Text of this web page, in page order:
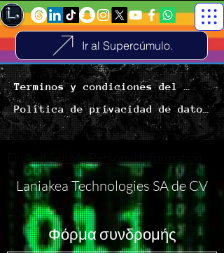
Ir al Supercúmulo.
Terminos y condiciones del servicio
1. INTRODUCCIÓN
1.1 Laniakea desarrolla tecnologías, productos, servicios y herramientas que permiten a las personas interactuar, establecer su perfil personal para crecimiento en el mundo virtual de Laniakea. Estas Condiciones rigen el uso de los productos, las funcionalidades, las aplicaciones, los servicios, las tecnologías y el software que ofrecemos, los Productos de Laniakea o Productos, excepto cuando indiquemos expresamente que se aplican otras condiciones distintas de estas. Laniakea te proporciona estos Productos. 
1.2 Al utilizar los Servicios de la aplicación Laniakea y/o completar el proceso de registro, está celebrando un contrato vinculante con nosotros y se considerará que ha leído, entendido y aceptado expresamente estos Términos.
1.3.Definiciones e Interpretación. En estos Términos:
"APP" se refiere al Programa de Protección de Cuentas como se especifica en la Cláusula 9B de los Términos. Para evitar la duda, la aplicación no estará disponible con respecto a Laniakea Pay.
"Ley Aplicable" significa cualquier ley, norma, estatuto, legislación subordinada, reglamento, estatuto, orden, ordenanza, protocolo, código, directriz, tratado, política, aviso, dirección o sentencia judicial, arbitral, administrativa, ministerial o departamental, laudo, decreto, tratado, directiva u otro requisito o directriz publicado o vigente en cualquier momento que se aplique o tenga la intención de gobernar o regular a cualquier persona (incluidas todas las partes de estos Términos), propiedad, transacción, actividad, evento o otro asunto, incluida cualquier regla, orden, sentencia, directiva u otro requisito o directriz emitida por cualquier autoridad gubernamental o reguladora;
"Afiliado" significa una persona, entidad o empresa directa o indirectamente, controlando, controlada por o bajo control común directo o indirecto con otra persona, entidad o empresa;
“Airdrop” significa una distribución distribuida o intentada donde una dirección que posee un Activo digital recibe o se le asigna una cierta cantidad del mismo u otro Activo digital;
"Día(s) Hábil(es)" significa cualquier día excepto cualquier sábado, domingo o feriado público en el que las instituciones bancarias estén abiertas para actividades comerciales normales, en la jurisdicción en la que se trate de la transacción o actividad comercial conforme a estos T&C;
"Cláusula" significa cada disposición o sección numerada de estos TyC;
"Laniakea" tendrá el significado atribuido al término en la Cláusula 1.1;
"App Laniakea" significa el software de aplicación móvil desarrollado, propiedad y lanzado por Laniakea y disponible para descargar para Android o Apple iOS, incluidos todos los contenidos y servicios enumerados en la Cláusula 2.1 y disponibles en o a través de la misma, y cualquier y todas las actualizaciones, complementos, lanzamientos y versiones de los mismos;
"Servicios de la aplicación Laniakea" o "Servicios" se refiere al Contenido del servicio y todas las características, servicios, contenido y aplicaciones relacionados descritos en la Cláusula 2.1, que Laniakea puede poner a su disposición en la Aplicación y el Sitio Laniakea de vez en cuando. a tiempo con respecto a sus Activos Digitales;
"Laniakea Pay" tendrá el significado atribuido al término en la Cláusula 8C.1;
"Laniakea Stablecoins" o "LSC" se refiere a las monedas estables ofrecidas por Laniakea para su uso en la app Laniakea;
"Activo digital" significa tokens criptográficos, monedas digitales, criptomonedas, monedas virtuales o LSC, o activos digitales de cualquier tipo y que han sido aprobados por Laniakea para su almacenamiento en Cartera de Activos Digitales, cuya lista está disponible como referencia en la aplicación y el sitio de Laniakea;
"Conversión de Activos Digitales" tendrá el significado atribuido al término en la Cláusula 2.1(c);
"Transferencia de Activos Digitales" tendrá el significado atribuido al término en la Cláusula 2.1(d);
"Monedero de Activos Digitales" tendrá el significado atribuido al término en la Cláusula 2.1(a);
"Tarjeta elegible" significa cualquier tarjeta de pago que Laniakea acepte como medio de pago para la conversión de Fiat a DA;
"Dispositivo habilitado" se refiere a las comunicaciones móviles u otro dispositivo registrado con éxito por usted para su uso en relación con la aplicación Laniakea y los servicios de la aplicación Laniakea;
"Instrucción(es) de Recarga Errónea(s)" tendrá el significado atribuido al término en la Cláusula 7.1A(h); "Instrucción(es) de Retiro Errónea(s)" tendrá el significado atribuido al término en la Cláusula
7.1B(g);
"Tarifas" se refiere a todas las tarifas impuestas por nosotros por el uso de los Servicios de la aplicación Laniakea y/o la Cartera de activos digitales;
"Conversión de Fiat a Activo Digital" o "Conversión de Fiat a DA" tendrá el significado atribuido al término en la Cláusula 2.1(b);
"Recarga Fiat" tendrá el significado atribuido al término en la Cláusula 7.1A(a); "Tarifas de Recarga Fiat" tendrá el significado atribuido al término en la Cláusula 7.1A(d);
Monedero fiduciario" hace referencia a uno de los monederos de la aplicación Laniakea que contiene fondos fiduciarios recargados mediante transferencia bancaria de acuerdo con la Cláusula 7.1A;
"Retiro de Fiat" tiene el significado que se le otorga en la Cláusula 7.1B(a);
"Comisiones por retiro de fiat" tiene el significado que se le otorga en la Cláusula 7.1B(d);
"Evento de fuerza mayor" significa un evento o falla que está más allá de nuestro control razonable, incluidos, entre otros, (i) actos de Dios, naturaleza (incluidos, entre otros, desastres naturales, epidemias y pandemias), tribunales o autoridades gubernamentales nacionales o extranjeras; (ii) falla o interrupción en las redes de telecomunicaciones, canales de comunicación o sistemas de información, públicos o privados;
(iii) actos u omisiones de actos de una parte de la que no somos responsables; (iv) demora, falla o interrupción o falta de disponibilidad de los servicios y sitios de terceros; (v) huelgas, cierres patronales, conflictos laborales, guerras, disturbios civiles, actos terroristas y disturbios; (vi) virus, malware, otros códigos informáticos maliciosos o la piratería de cualquier parte de los Servicios de la aplicación Laniakea;
"Tenedor" tendrá el significado atribuido al término en la Cláusula 9A.1;
"Red Bifurcada" tendrá el significado atribuido al término en la Cláusula 9A.1;
"Boton de regalo" tendrá el significado atribuido al término en la Cláusula 8A.1;
"Emisor del boton de regalo" tendrá el significado que se le atribuye al término en la Cláusula 8A.1;
"Proveedor de Botón de Regalo" tendrá el significado que se le atribuye al término en la Cláusula 8A.1;
"Instrucciones de Canje de Botón de Regalo" tendrá el significado atribuido al término en la Cláusula 8A.1;
"incluir/incluyendo" significa incluir sin limitación;
"Instrucciones" significa toda información, instrucciones, comunicaciones, órdenes o mensajes (incluyendo
las relativas a pagos, transferencias u otras transacciones), automatizadas o no, referibles a usted; 
"Socios de servicios de pago" o "PSP" tiene el significado que se le otorga en la Cláusula 7.1A(b);
"Cuenta Bancaria Permitida" tiene el significado que se le otorga en la Cláusula 7.1A(a);
"Datos personales" significa cualquier información relacionada con una persona física identificada o identificable; una persona física identificable es aquella que puede identificarse, directa o indirectamente, en particular por referencia a un identificador como un nombre, un número de identificación, datos de ubicación, un identificador en línea o a uno o más factores específicos del estado físico, fisiológico, identidad genética, psíquica, económica, cultural o social de esa persona natural;
"Aviso de Privacidad" tendrá el significado atribuido al término en la Cláusula 1.3A;
"Contenido del servicio" significa datos, información, materiales, anuncios, texto, audio, video, gráficos,
software y otro contenido en el Sitio y la aplicación Laniakea; "Sitio" significa el sitio web en www.Laniakea;
"Bloqueo" o "Bloqueo" significa la tenencia de cualquier otro Activo digital emitido por Laniakea en su cuenta durante un período de tiempo acordado;
"Impuestos" se refiere a cualquier impuesto, tasa o tarifa en que se haya incurrido, que deba cobrarse, pagarse o retenerse por cualquier motivo en relación con su uso de los Servicios en virtud de cualquier Ley aplicable;
"Términos" o "T&C" tendrán el significado atribuido al término en la Cláusula 1.2;
"Aplicación de billetera digital de terceros" se refiere a cualquier aplicación móvil de billetera digital que permite a los usuarios
almacenar información de la Tarjeta Elegible y realizar pagos con un dispositivo móvil elegible; "Marcas" tendrá el significado que se le atribuye al término en la Cláusula 11.1(a);
“Transacción” tendrá el significado atribuido al término en la Cláusula 9.1;
"Historial de transacciones" significa registros de todas las transacciones y cualquier detalle relevante para dichas transacciones.
en su Monedero de Activos Digitales;
“Transacción no autorizada” significa una Transacción o un Retiro de Fiat que no está autorizado por Usted. Para evitar dudas, una Transacción o un Retiro de Fiat que sea autorizado y/o iniciado por Usted como resultado de un error, coacción, fraude, tergiversación, incentivo, etc., no constituirá una Transacción no autorizada;
"Red bifurcada no admitida" tendrá el significado atribuido al término en la Cláusula 9A.2; "nosotros/nuestro" significa Laniakea;
“Cuenta Bancaria de Retiro” tiene el significado que se le otorga en la Cláusula 7.1B(b); "usted/su" se refiere a la persona que es el usuario de los Servicios de la aplicación Laniakea. 


2. Los servicios que ofrecemos 
2. LOS SERVICIOS
2.1.Los Servicios de la aplicación Laniakea comprenderán los siguientes servicios:
(a) monederos de Activos Digitales alojados ("Monedero de Activos Digitales") por
Política de privacidad de datos

En esta política se describe la información que Laniakea trata a fin de proporcionar las tecnologías, productos, servicios y herramientas de Laniakea.

¿Qué tipo de información recopila el sistema de Laniakea?

 

El software realiza un tratamiento de tu información, a fin de proporcionarte las herramientas de Laniakea. 

El tipo de información que recopila depende de la forma en la que usas nuestros Productos. 

Cosas que tú y otras personas hacen y proporcionan

Información y contenido que se procesa dentro del software. Se Recopila el contenido, las comunicaciones y otros datos que proporcionas cuando usas los Productos. 

Por ejemplo, cuando te registras para crear una cuenta, creas o compartes contenido y envías mensajes a otras personas o te comunicas con ellas. 

Esta información puede corresponder a datos incluidos en el contenido que proporcionas (por ejemplo, los metadatos) o relacionados con este, como el lugar donde se hizo una foto o la fecha de creación de un archivo. 

También puede incluir el contenido que ves a través de las funciones que se ponen a tu disposición, y los sistemas realizan automáticamente el tratamiento del contenido y las comunicaciones que tú y otras personas proporcionan para analizar el contexto y lo que incluyen en relación con los propósitos que se describen a continuación: 

Datos de categorías especiales: Puedes optar por proporcionar información en los campos de tu perfil de Laniakea o los acontecimientos importantes sobre tus opiniones, indicar cuáles son tus intereses o aspectos relacionados con tu vida. 

Tu uso:  El software recopila información sobre cómo usas nuestros Productos, como los tipos de contenido que ves o con los que interactúas, las funciones que utilizas, las acciones que llevas a cabo, las personas o cuentas con las que interactúas y la hora, frecuencia y duración de tus actividades. 

Por ejemplo, se registra cuándo estás usando y cuándo has usado los Productos de Laniakea por última vez, y qué publicaciones, vídeos y otro tipo de contenido visualizas. 

Información sobre transacciones realizadas en los Productos: Si usas los Productos para efectuar compras u otras transacciones monetarias dentro de Laniakea, se recopilan datos sobre dichas compras o transacciones. 

Esos datos incluyen la información del pago, como el producto o servicio que se está adquiriendo. 

La actividad de otros usuarios y la información que proporcionan sobre ti. También recibe y analiza el contenido, comunicaciones e información que proporcionan otras personas al usar los Productos. 

Estos datos pueden incluir información sobre ti, como en caso de que otras personas compartan o comenten una foto tuya, te envíen un mensaje o suban, sincronicen o importen tu información de contacto.

Entre los datos que obtiene el software de Laniakea de estos dispositivos se incluyen los siguientes:

 

Datos de la configuración del dispositivo: información que permites compartir al software de Laniakea al activar la configuración correspondiente en el dispositivo, como el acceso a la ubicación de GPS, la cámara y las fotos.

Red y conexiones: información como el nombre del operador de telefonía móvil o proveedor de internet, el idioma, la zona horaria, el número de teléfono móvil, la dirección IP, la velocidad de la conexión y, en algunos casos, información sobre otros dispositivos que se encuentran cerca o están en tu red, por ejemplo, a transmitir un vídeo desde el teléfono al televisor.

Información en poder de los socios

Los desarrolladores de aplicaciones y editores pueden enviarnos información a través de las herramientas para empresas de Laniakea que emplean, incluidos nuestros plugins sociales (como el botón “Me gusta” y “Regalo”), nuestros SDK y API de Laniakea y de desarrolladores de aplicaciones. 

Estos socios comparten información mediante estas herramientas que complementan los Productos que ofrece Laniakea, como lo son los socios que proporcionan los métodos de pago que se utilizan para transferir saldo a Laniakea.

Los socios reciben tu información cuando visitas o usas sus servicios, o a través de socios externos con los que trabajan. 

Para que nos puedan facilitar cualquier tipo de información, exigimos que todos los socios cuenten con los derechos legítimos para recopilar, usar y compartir tus datos.

El uso por parte de Laniakea recibida de las API de Google se adherirán a la Política de datos de usuario de los servicios API de Google (Google API Services User Data Policy), incluidos los requisitos de uso limitado, Laniakea no transfiere a ninguna otra aplicación la información recibida de las API de Google.

¿Cómo utiliza el Software de Laniakea esta información? 

El software de Laniakea usa la información de la que dispone (de acuerdo con las decisiones que tomes) según lo descrito a continuación para proporcionar, personalizar y mejorar los Productos de Laniakea. 

Así como para personalizar las funciones y el contenido y proporcionar sugerencias (como grupos o eventos que te pueden interesar o temas que quizás quieras seguir). Con el objetivo de crear Productos personalizados que sean apropiados para ti, usamos tus conexiones, preferencias, intereses y actividades en función de los datos que recopila el software de Laniakea y que tú y otras personas nos proporcionan (incluidos aquellos datos de categorías especiales que decidas facilitarnos). Así como la forma en la que usas los Productos e interactúas con ellos y las personas, los lugares o las cosas con los que te conectas y en los que generan instancias. 

Información relacionada con la ubicación: El software de Laniakea usa la información relacionada con la ubicación, el lugar donde vives y los lugares que te gusta visitar, así como las empresas y las personas que se encuentran cerca de ti, para proporcionar, personalizar y mejorar nuestros Productos. Este tipo de información puede basarse en datos como la ubicación precisa del dispositivo (si has permitido recopilar esta información).

Investigación y desarrollo de productos: El software de Laniakea usa la información que tiene para desarrollar, probar y mejorar los Productos de Laniakea (incluso a través de encuestas e investigaciones), así como para probar y solucionar problemas de funciones y productos nuevos.

Reconocimiento facial: si se activa esta función, la tecnología de reconocimiento facial permite reconocerte en fotos, vídeos y experiencias de la cámara. Los patrones de reconocimiento facial dentro del software de Laniakea brindan mayor seguridad para las transacciones dentro de la plataforma como medio de autentificación y verificación del usuario.

Proporcionar mediciones, análisis, estadísticas y otros servicios para usuarios, para que vean información y características de usuarios con los que interactúan, como lo es la edad, zonas geográficas, y demás componentes estadísticos proporcionados para que vea características de su público.

Fomentar la seguridad, la integridad y la protección: El software de Laniakea utiliza la información de la que dispone para verificar cuentas y actividades, combatir conductas perjudiciales, detectar y prevenir spam y otras experiencias negativas, conservar la integridad de los Productos y fomentar la seguridad, tanto dentro como fuera de los Productos de Laniakea. 

Comunicarse contigo: El software de Laniakea usa la información proporcionada para enviarte mensajes de marketing, darte a conocer los Productos de Laniakea e informarte acerca de las políticas y condiciones. También lo utiliza para responderte cuando te pones en contacto con Laniakea.

Realizar investigaciones e innovar en áreas del bienestar social: el equipo Laniakea utiliza la información que disponemos  para llevar a cabo y avalar investigaciones e innovaciones. Posteriormente actualizaciones en el desarrollo del software relacionadas con el bienestar social general, los avances en el campo de la tecnología, y el interés, la salud y el bienestar público. 

Listas de contactos de los dispositivos móviles utilizados por los usuarios, para proveer distintos servicios, como envío de dinero entre carteras.

Registrarte en los sistemas de Laniakea. Validar, actualizar y corregir tu información.

Facilitarte entrar en contacto directo con el vendedor o comprador para efectos de la transacción que deseas realizar.

Elaborar y mantener un registro de las operaciones que realices, así como informarte acerca de las mismas y darle seguimiento correspondiente.

Poner a tu disposición el comercio electrónico integrado dentro del Software. 

Gestionar los servicios y productos de Laniakea, incluyendo el servicio de procesamiento de pagos.

Ofrecer servicios y funcionalidades que se adecuen mejor a tus necesidades, y personalizar servicios para hacer que tus experiencias en Laniakea sean sencillas.

Contribuir a la seguridad de las relaciones, comunicaciones y transacciones entre los usuarios de la plataforma.

Elaborar un sistema de reputación de usuarios, para beneficio de los consumidores.

Desarrollar estudios internos y estadísticos sobre tus intereses y comportamientos, para rectificar a mejores servicios y productos.

Elaborar perfiles mediante el análisis de diversas variables, como la conducta o interacciones dentro de la plataforma, el análisis y predicción de la capacidad económica, preferencias, intereses, historial de transacciones, comportamiento y ubicación, entre otros, para mejorar las iniciativas comerciales y promocionales, mostrar promociones, noticias sobre los módulos de Laniakea, perfeccionar nuestra oferta de contenidos y artículos, personalizar dichos contenidos, presentación y servicios.

Buscar tu fidelización mediante un programa de beneficios.

Hacer que la plataforma crezca de una manera sustentable y segura mediante herramientas y acciones de prevención del fraude y delitos relacionados.

Entrenar el modelo de algoritmo de detección y prevención automatizada del fraude.

Colabora con los titula
Do Not Sell My Personal Information
Laniakea Technologies SA de CV
Φόρμα συνδρομής